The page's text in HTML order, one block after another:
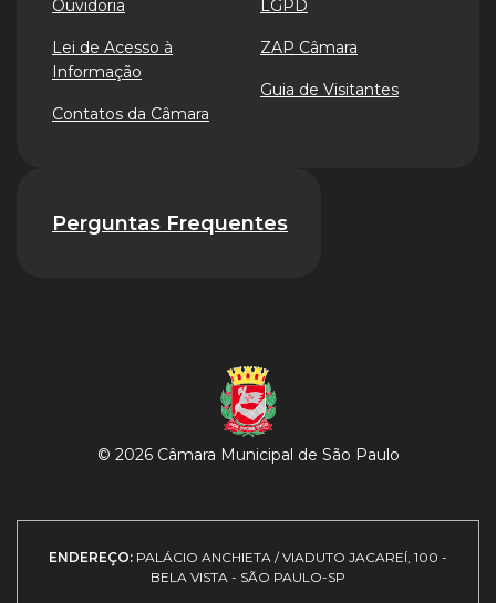
Ouvidoria
Lei de Acesso à
Informação
Contatos da Câmara
LGPD
ZAP Câmara
Guia de Visitantes
Perguntas Frequentes
© 2026 Câmara Municipal de São Paulo
ENDEREÇO: PALÁCIO ANCHIETA / VIADUTO JACAREÍ, 100 -
BELA VISTA - SÃO PAULO-SP